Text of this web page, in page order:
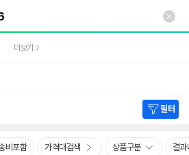
더보기
필터
비포함 가격대검색 상품구분 결과